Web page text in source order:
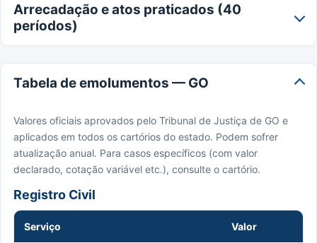
Arrecadação e atos praticados (40
períodos)
Tabela de emolumentos — GO
Valores oficiais aprovados pelo Tribunal de Justiça de GO e
aplicados em todos os cartórios do estado. Podem sofrer
atualização anual. Para casos específicos (com valor
declarado, cotação variável etc.), consulte o cartório.
Registro Civil
Serviço Valor